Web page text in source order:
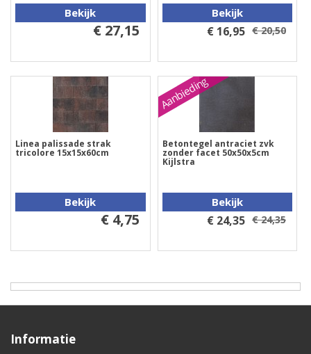
Bekijk
€ 27,15
Bekijk
€ 16,95 € 20,50
Linea palissade strak
tricolore 15x15x60cm
Bekijk
€ 4,75
Aanbieding
Betontegel antraciet zvk
zonder facet 50x50x5cm
Kijlstra
Bekijk
€ 24,35 € 24,35
Informatie